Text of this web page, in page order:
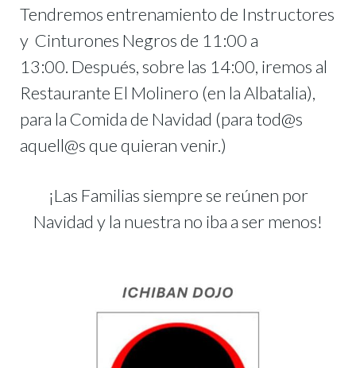
Tendremos entrenamiento de Instructores
y Cinturones Negros de 11:00 a
13:00. Después, sobre las 14:00, iremos al
Restaurante El Molinero (en la Albatalia),
para la Comida de Navidad (para tod@s
aquell@s que quieran venir.)
¡Las Familias siempre se reúnen por
Navidad y la nuestra no iba a ser menos!